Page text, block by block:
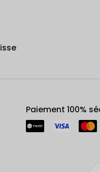
Paiement 100%